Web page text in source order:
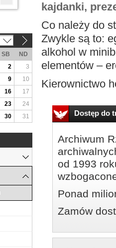
kajdanki,
Co należy do
Zwykle są to:
alkohol w
elementów –
Kierownictwo
Dostęp do
Archiwum
od 1993
Ponad
Zamów
SB
ND
2
3
9
10
16
17
23
24
30 31